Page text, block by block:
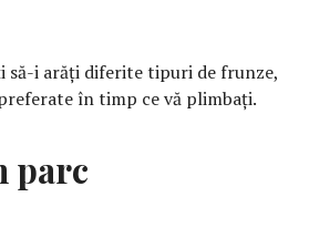
să-i arăți diferite tipuri de frunze,
în timp ce vă plimbați.
parc